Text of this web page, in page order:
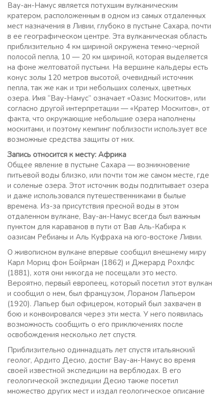
Вау-ан-Намус является потухшим вулканическим
кратером, расположенным в одном из самых отдаленных
мест назначения в Ливии, глубоко в пустыне Сахара, почти
в ее географическом центре. Эта вулканическая область
приблизительно 4 км шириной окружена темно-черной
полосой пепла, 10 — 20 км шириной, которая выделяется
на фоне желтоватой пустыни. На вершине кальдеры есть
конус золы 120 метров высотой, очевидный источник
пепла, так же как и три небольших соленых, цветных
озера. Имя “Вау-Намус” означает «Оазис Москитов», или
согласно другой интерпретации — «Кратер Москитов», от
факта, что окружающие небольшие озера наполнены
москитами, и поэтому кемпинг поблизости использует все
возможные средства защиты от них.
Запись относится к месту: Африка
Общее явление в пустыне Сахара — возникновение
питьевой воды близко, или почти том же самом месте, где
и соленые озера. Этот источник воды подпитывает озера
и даже использовался путешественниками в былые
времена. Из-за присутствия пресной воды в этом
отдаленном вулкане, Вау-ан-Намус всегда был важным
пунктом для караванов в пути от Вав Аль-Кабира к
оазисам Ребианы и Аль Куфраха на юго-востоке Ливии.
О живописном вулкане впервые сообщил внешнему миру
Карл Мориц фон Бойрман (1862) и Джерард Рохлфс
(1881), хотя они никогда не посещали это место.
Вероятно, первый европеец, который посетил этот вулкан
и сообщил о нем, был французом, Лораном Лапьером
(1920). Лапьер был офицером, который был захвачен в
бою и конвоировался через эти места. У него появилась
возможность сообщить о его приключениях после
освобождения несколько лет спустя.
Приблизительно одиннадцать лет спустя итальянский
геолог, Ардито Десио, достиг Вау-ан-Намус во время
своей известной экспедиции на верблюдах. В его
геологической экспедиции Десио также посетил
множество других мест и издал геологическое описание